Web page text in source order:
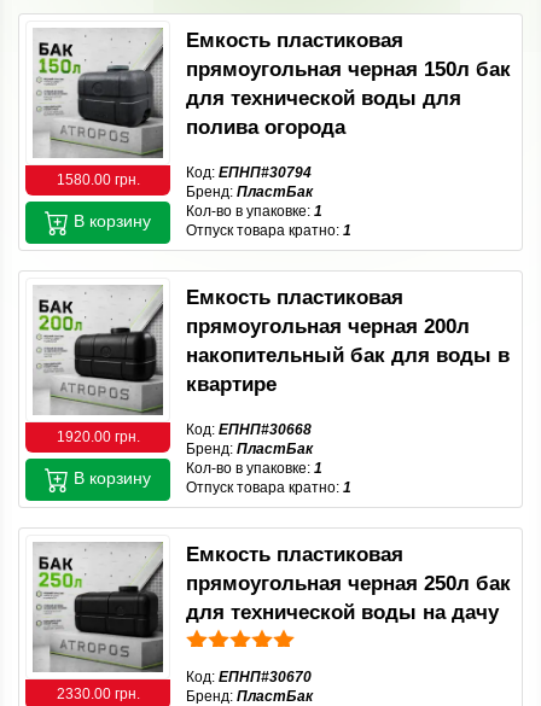
1580.00 грн.
Емкость пластиковая
прямоугольная черная 150л бак
для технической воды для
полива огорода
Код: ЕПНП#30794
Бренд: ПластБак
Кол-во в упаковке: 1
Отпуск товара кратно: 1
В корзину
1920.00 грн.
Емкость пластиковая
прямоугольная черная 200л
накопительный бак для воды в
квартире
Код: ЕПНП#30668
Бренд: ПластБак
Кол-во в упаковке: 1
Отпуск товара кратно: 1
В корзину
2330.00 грн.
Емкость пластиковая
прямоугольная черная 250л бак
для технической воды на дачу
Код: ЕПНП#30670
Бренд: ПластБак